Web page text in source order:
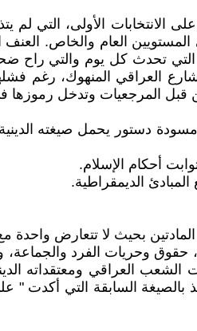
الأولى، التي لم
المستويين العام والخاص.
التي تحدث كل يوم والتي راح
العراقي المنهوك، رغم
من قبل المرجعيات وتدخل
أحكام الإسلام.
الديمقراطية.
بحيث لا تتعارض واحدة مع
وحريات الفرد والجماعة،
العراقي ومعتقداته
بالصيغة السابقة التي أكدت "